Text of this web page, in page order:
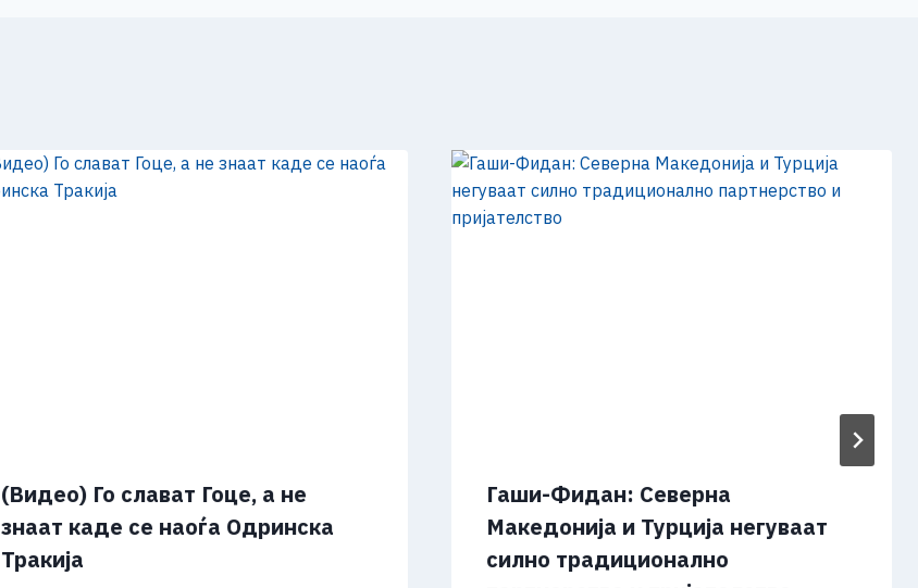
(Видео) Го слават Гоце, а не
знаат каде се наоѓа Одринска
Тракија
Гаши-Фидан: Северна
Македонија и Турција негуваат
силно традиционално